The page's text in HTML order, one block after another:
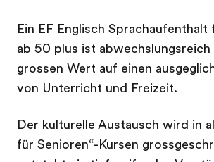
Ein EF Englisch
ab 50 plus ist
grossen Wert auf einen
von Unterricht und Freizeit.
Der kulturelle Austausch wird in
für Senioren“-Kursen